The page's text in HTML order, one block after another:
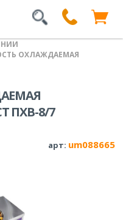
ОХЛАЖДАЕМАЯ
ПХВ-8/7
арт: um088665